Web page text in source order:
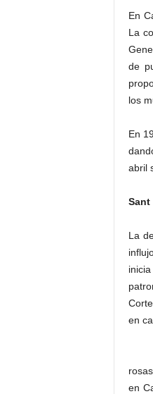
En
La
de
los
En
abril
Sant
La
en
en